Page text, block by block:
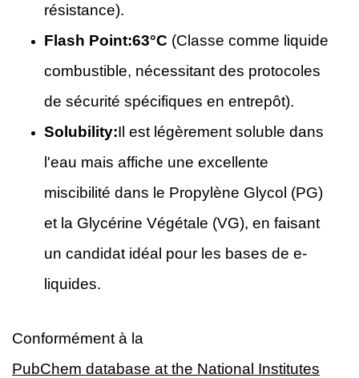
résistance).
Flash Point:63°C (Classe comme liquide
combustible, nécessitant des protocoles
de sécurité spécifiques en entrepôt).
Solubility:Il est légèrement soluble dans
l'eau mais affiche une excellente
miscibilité dans le Propylène Glycol (PG)
et la Glycérine Végétale (VG), en faisant
un candidat idéal pour les bases de e-
liquides.
Conformément à la
PubChem database at the National Institutes